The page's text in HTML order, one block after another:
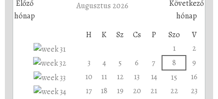
Augusztus 2026
H K Sz Cs P Szo
V
1
2
3
4 5 6 7 8
9
10
11 12 13 14 15
16
17
18 19 20 21 22
23